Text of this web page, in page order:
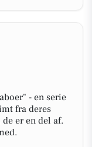
- en serie
fra deres
er en del af.